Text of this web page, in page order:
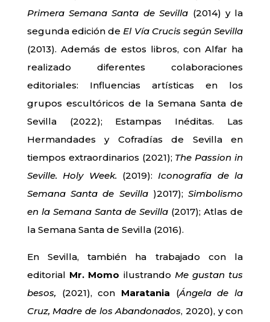
Primera Semana Santa de Sevilla (2014) y la
segunda edición deEl Vía Crucis según Sevilla
(2013). Además de estos libros, con Alfar ha
realizado diferentes colaboraciones
editoriales: Influencias artísticas en los
grupos escultóricos de la Semana Santa de
Sevilla (2022); Estampas Inéditas. Las
Hermandades y Cofradías de Sevilla en
tiempos extraordinarios (2021); The Passion in
Seville. Holy Week. (2019):Iconografía de la
Semana Santa de Sevilla)2017);Simbolismo
en la Semana Santa de Sevilla (2017); Atlas de
la Semana Santa de Sevilla (2016).
En Sevilla, también ha trabajado con la
editorial Mr. Momo ilustrando Me gustan tus
besos, (2021), con Maratania (Ángela de la
Cruz, Madre de los Abandonados, 2020), y con